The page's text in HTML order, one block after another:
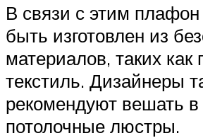
В связи с этим
быть изготовлен из
материалов, таких как
текстиль. Дизайнеры
рекомендуют вешать в
потолочные люстры.